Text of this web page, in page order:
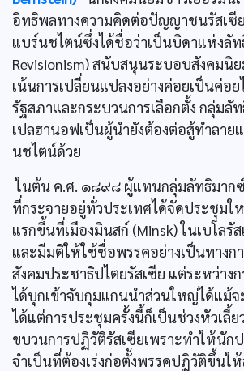
อิทธิพลทางความคิดต่อปัญญาชนรัสเซี
แบร์นชไตน์ซึ่งได้ชื่อว่าเป็นบิดาแห่งลั
Revisionism) สนับสนุนระบอบสังคมนิ
เน้นการเปลี่ยนแปลงอย่างค่อยเป็นค่อ
รัฐสภาและกระบวนการเลือกตั้ง กลุ่มลั
เปลฮานอฟเป็นผู้นำยังต้องต่อสู้ทำลาย
นชไตน์ด้วย
ในต้น ค.ศ. ๑๘๙๘ ผู้แทนกลุ่มลัทธิมาก
ที่กระจายอยู่ทั่วประเทศได้จัดประชุม
แรกขึ้นที่เมืองมินสก์ (Minsk) ในเบโลรัส
และมีมติให้ใช้ชื่อพรรคอย่างเป็นทางก
สังคมประชาธิปไตยรัสเซีย แต่ระหว่าง
ได้บุกเข้าจับกุมแกนนำส่วนใหญ่ได้แม้จ
ได้แต่การประชุมครั้งนี้ก็เป็นช่วงหัวเลี้
ขบวนการปฏิวัติรัสเซียเพราะทำให้นัก
จำเป็นที่ต้องเร่งก่อตั้งพรรคปฏิวัติขึ้นให้